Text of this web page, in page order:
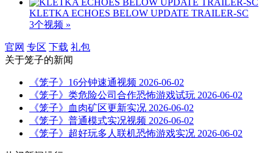
KLETKA ECHOES BELOW UPDATE TRAILER-SC
3个视频 »
官网 专区 下载 礼包
关于笼子的新闻
《笼子》16分钟速通视频 2026-06-02
《笼子》类危险公司合作恐怖游戏试玩 2026-06-02
《笼子》血肉矿区更新实况 2026-06-02
《笼子》普通模式实况视频 2026-06-02
《笼子》超好玩多人联机恐怖游戏实况 2026-06-02